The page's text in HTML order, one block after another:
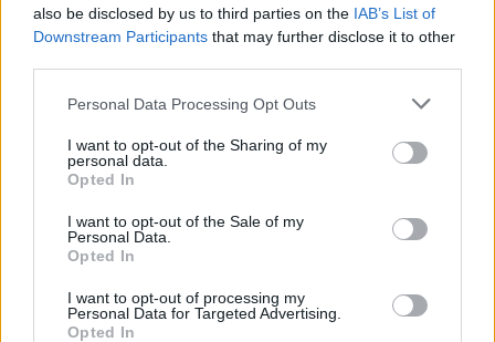
also be disclosed by us to third parties on the IAB’s List of
Downstream Participants that may further disclose it to other
Please note that this website/app uses one or more Google
not limited to your visit or usage behaviour. You may click to
grant or deny consent to Google and its third-party tags to
use your data for below specified purposes in below Google
consent section.
Personal Data Processing Opt Outs
I want to opt-out of the Sharing of my
personal data.
Opted In
I want to opt-out of the Sale of my
Personal Data.
Opted In
I want to opt-out of processing my
Personal Data for Targeted Advertising.
Opted In
Condividi l'articolo
F
a
ce
b
o
o
k
T
w
it
r
Pi
n
te
st
W
h
A
p
S
h
NOTIZIE RECENTI